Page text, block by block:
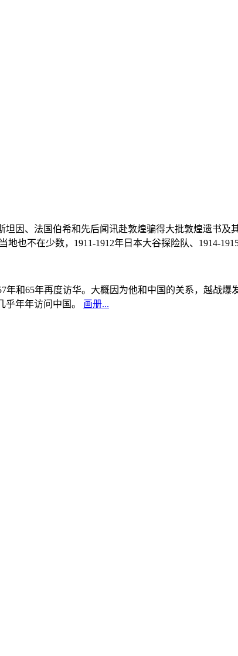
坦因、法国伯希和先后闻讯赴敦煌骗得大批敦煌遗书及
也不在少数，1911-1912年日本大谷探险队、1914-
年和65年再度访华。大概因为他和中国的关系，越战
乎年年访问中国。 画册...